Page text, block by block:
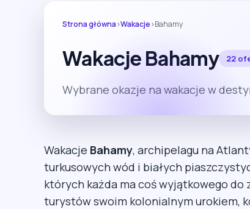
Strona główna›Wakacje›Bahamy
Wakacje Bahamy 22
Wybrane okazje na wakacje w
Wakacje Bahamy, archipelagu na
turkusowych wód i białych
których każda ma coś wyjątkowego do
turystów swoim kolonialnym urokiem,